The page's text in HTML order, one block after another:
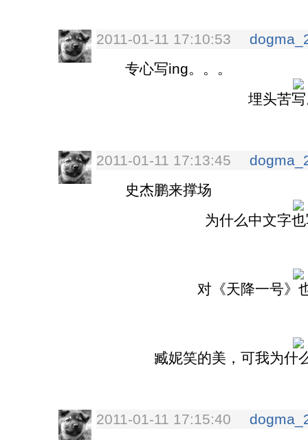
2011-01-11 17:10:53
专心写ing。。。
埋头苦
2011-01-11 17:13:45
史杰鹏来撑场
为什么中文字
对《天降一号》
臧妮笑的美，可我为什
2011-01-11 17:15:40